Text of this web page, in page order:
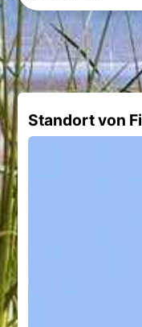
Standort von